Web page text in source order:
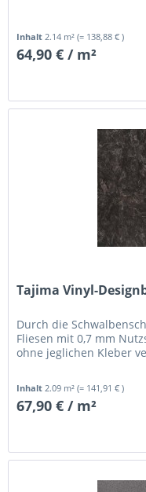
Inhalt2.14 m²(= 138,88 € )
64,90 € / m²
Tajima Vinyl-
Durch die
Fliesen mit 0,7 mm
ohne jeglichen Kleber
Inhalt 2.09 m²(= 141,91 € )
67,90 € / m²